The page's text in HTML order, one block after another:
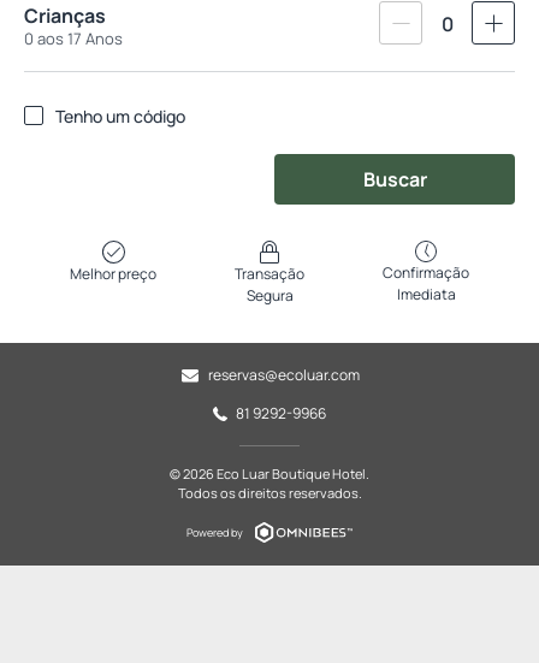
Crianças
0 aos 17 Anos
0
Tenho um código
Buscar
Melhor preço
Transação
Segura
Confirmação
Imediata
reservas@ecoluar.com
81 9292-9966
© 2026 Eco Luar Boutique Hotel.
Todos os direitos reservados.
Powered by